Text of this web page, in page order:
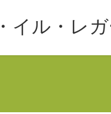
イル・レガ